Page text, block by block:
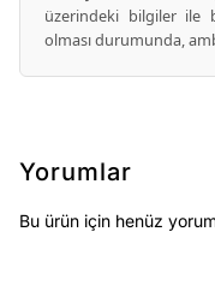
üzerindeki bilgiler ile
olması durumunda,
Yorumlar
Bu ürün için henüz